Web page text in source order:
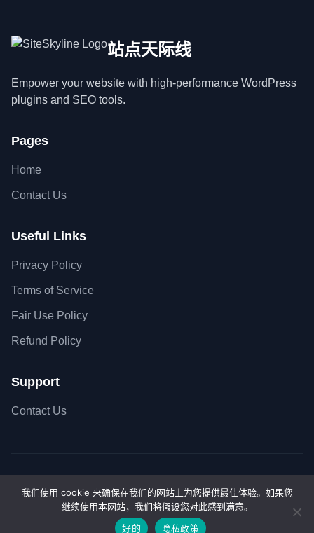
站点天际线
Empower your website with high-performance WordPress
plugins and SEO tools.
Pages
Home
Contact Us
Useful Links
Privacy Policy
Terms of Service
Fair Use Policy
Refund Policy
Support
Contact Us
Secure SSL Connection
Accepted payment
我们使用 cookie 来确保在我们的网站上为您提供最佳体验。如果您
继续使用本网站，我们将假设您对此感到满意。
好的
隐私政策